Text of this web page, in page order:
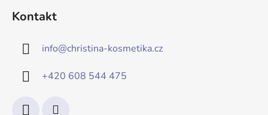
Kontakt
info@christina-kosmetika.cz
+420 608 544 475